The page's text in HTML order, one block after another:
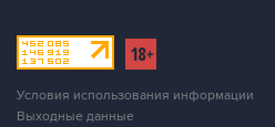
Условия использования информации
Выходные данные